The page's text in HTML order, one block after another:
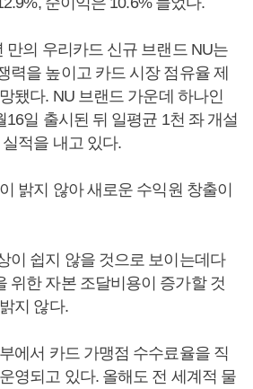
만의 우리카드 신규 브랜드 NU는
력을 높이고 카드 시장 점유율 제
됐다. NU 브랜드 가운데 하나인
16일 출시된 뒤 일평균 1천 좌 개설
적을 내고 있다.
밝지 않아 새로운 수익원 창출이
이 쉽지 않을 것으로 보이는데다
위한 자본 조달비용이 증가할 것
지 않다.
에서 카드 가맹점 수수료율을 직
영되고 있다. 올해도 전 세계적 물